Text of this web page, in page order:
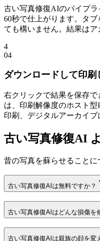
古い写真修復AIのパイプラ
60秒で仕上がります。タ
ても構いません。結果はア
4
04
ダウンロードして印刷
右クリックで結果を保存
は、印刷解像度のホスト
印刷、デジタルアーカイブ
古い写真修復AI
昔の写真を蘇らせること
古い写真修復AIは無料ですか？
古い写真修復AIはどんな損傷を
古い写真修復AIは親族の顔を変